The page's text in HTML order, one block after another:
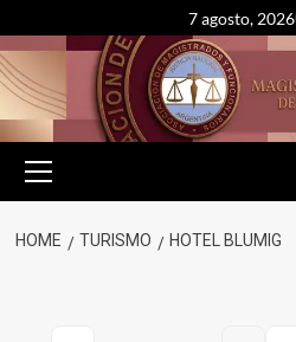
to
content
7 agosto, 2026
Menu
HOME TURISMO HOTEL BLUMIG